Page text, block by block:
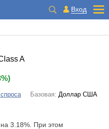
Вход
A
)
Базовая: Доллар США
3.18% . При этом